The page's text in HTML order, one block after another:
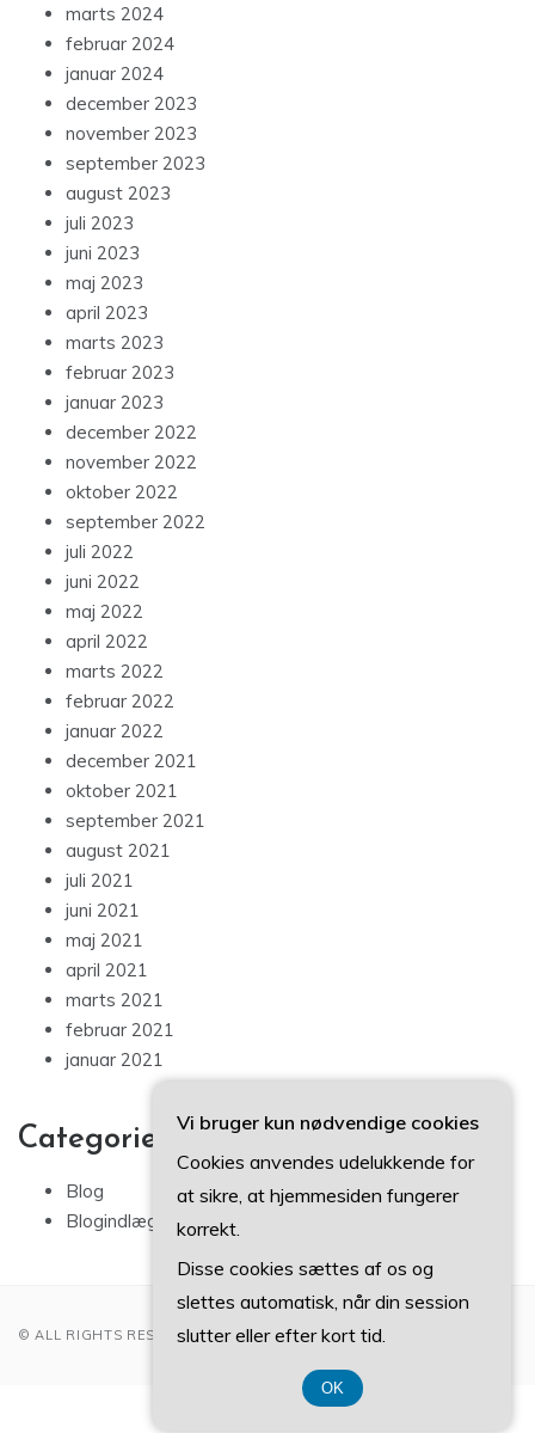
marts 2024
februar 2024
januar 2024
december 2023
november 2023
september 2023
august 2023
juli 2023
juni 2023
maj 2023
april 2023
marts 2023
februar 2023
januar 2023
december 2022
november 2022
oktober 2022
september 2022
juli 2022
juni 2022
maj 2022
april 2022
marts 2022
februar 2022
januar 2022
december 2021
oktober 2021
september 2021
august 2021
juli 2021
juni 2021
maj 2021
april 2021
marts 2021
februar 2021
januar 2021
Categories
Blog
Blogindlæg
© ALL RIGHTS RESERVED 2022
Vi bruger kun nødvendige cookies
Cookies anvendes udelukkende for
at sikre, at hjemmesiden fungerer
korrekt.
Disse cookies sættes af os og
slettes automatisk, når din session
slutter eller efter kort tid.
OK